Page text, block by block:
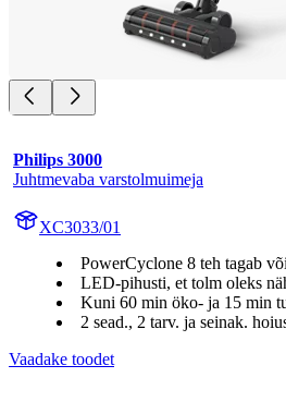
Philips 3000
Juhtmevaba varstolmuimeja
XC3033/01
PowerCyclone 8 teh tagab
LED-pihusti, et tolm oleks
Kuni 60 min öko- ja 15 min
2 sead., 2 tarv. ja seinak.
Vaadake toodet